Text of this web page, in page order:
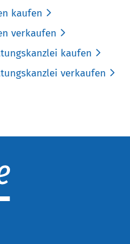
kaufen
verkaufen
kaufen
verkaufen